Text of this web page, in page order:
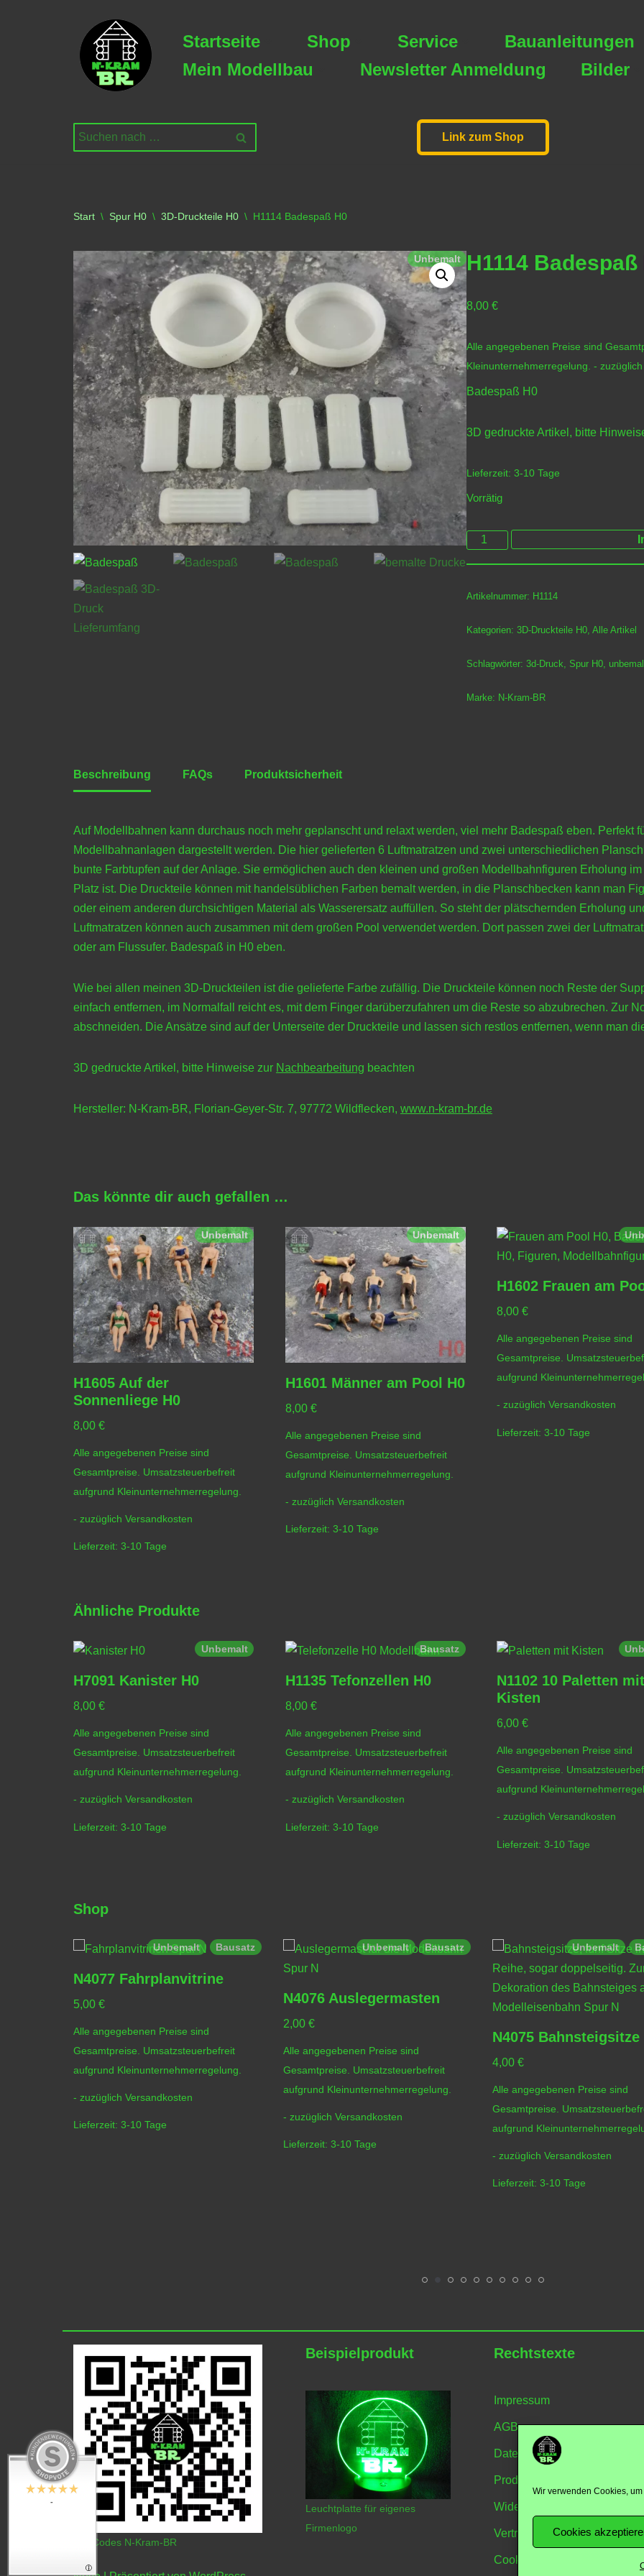
Wir verwenden Cookies,
Cookies
Startseite Shop Service Bauanleitungen
Mein Modellbau
Newsletter Anmeldung Bilder
Link zum Shop
Start \ Spur H0 \ 3D-Druckteile H0 \ H1114 Badespaß H0
Unbemalt H1114 Badespaß
8,00€
Alle angegebenen Preise sind
Kleinunternehmerregelung. -
Badespaß H0
3D gedruckte Artikel, bitte
Lieferzeit:3-10 Tage
Vorrätig
Artikelnummer: H1114
Kategorien:3D-Druckteile H0,Alle Artikel
Schlagwörter:3d-Druck,Spur H0,
Marke: N-Kram-BR
Beschreibung FAQs Produktsicherheit
Auf Modellbahnen kann durchaus noch mehr geplanscht und relaxt werden, viel mehr Badespaß eben. Perfekt
Modellbahnanlagen dargestellt werden. Die hier gelieferten 6 Luftmatratzen und zwei unterschiedlichen
bunte Farbtupfen auf der Anlage. Sie ermöglichen auch den kleinen und großen Modellbahnfiguren Erholung
Platz ist. Die Druckteile können mit handelsüblichen Farben bemalt werden, in die Planschbecken kann man
oder einem anderen durchsichtigen Material als Wasserersatz auffüllen. So steht der plätschernden Erholung
Luftmatratzen können auch zusammen mit dem großen Pool verwendet werden. Dort passen zwei der
oder am Flussufer. Badespaß in H0 eben.
Wie bei allen meinen 3D-Druckteilen ist die gelieferte Farbe zufällig. Die Druckteile können noch Reste der
einfach entfernen, im Normalfall reicht es, mit dem Finger darüberzufahren um die Reste so abzubrechen. Zur
abschneiden. Die Ansätze sind auf der Unterseite der Druckteile und lassen sich restlos entfernen, wenn man
3D gedruckte Artikel, bitte Hinweise zur Nachbearbeitung beachten
Hersteller: N-Kram-BR, Florian-Geyer-Str. 7, 97772 Wildflecken, www.n-kram-br.de
Das könnte dir auch gefallen …
Unbemalt
H1605 Auf der
Sonnenliege H0
8,00 €
Alle angegebenen Preise sind
Gesamtpreise. Umsatzsteuerbefreit
aufgrund Kleinunternehmerregelung.
- zuzüglich Versandkosten
Lieferzeit: 3-10 Tage
Unbemalt
H1601 Männer am Pool H0
8,00 €
Alle angegebenen Preise sind
Gesamtpreise. Umsatzsteuerbefreit
aufgrund Kleinunternehmerregelung.
- zuzüglich Versandkosten
Lieferzeit: 3-10 Tage
H1602 Frauen am
8,00€
Alle angegebenen Preise sind
Gesamtpreise.
aufgrund
- zuzüglichVersandkosten
Lieferzeit:3-10 Tage
Ähnliche Produkte
Unbemalt
H7091 Kanister H0
8,00 €
Alle angegebenen Preise sind
Gesamtpreise. Umsatzsteuerbefreit
aufgrund Kleinunternehmerregelung.
- zuzüglich Versandkosten
Lieferzeit: 3-10 Tage
Bausatz
H1135 Tefonzellen H0
8,00 €
Alle angegebenen Preise sind
Gesamtpreise. Umsatzsteuerbefreit
aufgrund Kleinunternehmerregelung.
- zuzüglich Versandkosten
Lieferzeit: 3-10 Tage
N1102 10 Paletten mit
Kisten
6,00€
Alle angegebenen Preise sind
Gesamtpreise.
aufgrund
- zuzüglichVersandkosten
Lieferzeit:3-10 Tage
Shop
Unbemalt Bausatz
N4077 Fahrplanvitrine
5,00 €
Alle angegebenen Preise sind
Gesamtpreise. Umsatzsteuerbefreit
aufgrund Kleinunternehmerregelung.
- zuzüglich Versandkosten
Lieferzeit: 3-10 Tage
Unbemalt Bausatz
N4076 Auslegermasten
2,00 €
Alle angegebenen Preise sind
Gesamtpreise. Umsatzsteuerbefreit
aufgrund Kleinunternehmerregelung.
- zuzüglich Versandkosten
Lieferzeit: 3-10 Tage
Unbemalt
N4075 Bahnsteigsitze
4,00 €
Alle angegebenen Preise sind
Gesamtpreise.
aufgrund
- zuzüglich Versandkosten
Lieferzeit: 3-10 Tage
QR-Codes N-Kram-BR
Beispielprodukt
Leuchtplatte für eigenes
Firmenlogo
Rechtstexte
Impressum
AGB
Datenschutzerklärung
Produktübersicht
Widerrufsbelehrung
Vertrag Widerrufen
Cookie-Richtlinie
-